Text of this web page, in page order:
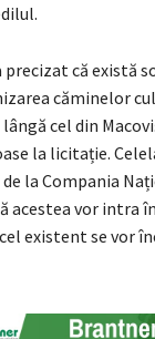
precizat că există
căminelor
cel din
la licitație.
la Compania
acestea vor intra
existent se vor